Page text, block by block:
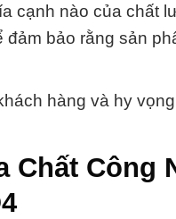
cạnh nào của chất
bảo rằng sản
hàng và hy
Công